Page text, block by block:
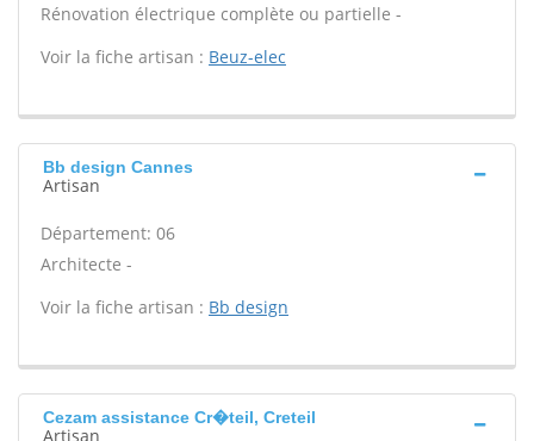
Rénovation électrique complète ou partielle -
Voir la fiche artisan : Beuz-elec
Bb design Cannes
Artisan
Département: 06
Architecte -
Voir la fiche artisan : Bb design
Cezam assistance Cr�teil, Creteil
Artisan